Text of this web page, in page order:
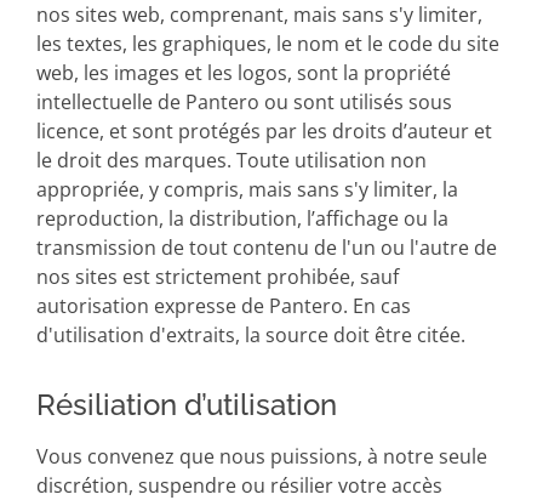
nos sites web, comprenant, mais sans s'y limiter,
les textes, les graphiques, le nom et le code du site
web, les images et les logos, sont la propriété
intellectuelle de Pantero ou sont utilisés sous
licence, et sont protégés par les droits d’auteur et
le droit des marques. Toute utilisation non
appropriée, y compris, mais sans s'y limiter, la
reproduction, la distribution, l’affichage ou la
transmission de tout contenu de l'un ou l'autre de
nos sites est strictement prohibée, sauf
autorisation expresse de Pantero. En cas
d'utilisation d'extraits, la source doit être citée.
Résiliation d’utilisation
Vous convenez que nous puissions, à notre seule
discrétion, suspendre ou résilier votre accès